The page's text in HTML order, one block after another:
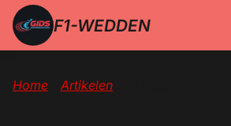
F1-WEDDEN
Home Artikelen